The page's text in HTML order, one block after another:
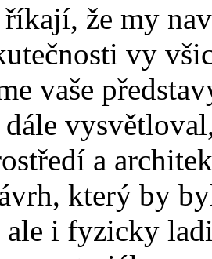
že my
vy
vaše
dále
a
který by
i fyzicky